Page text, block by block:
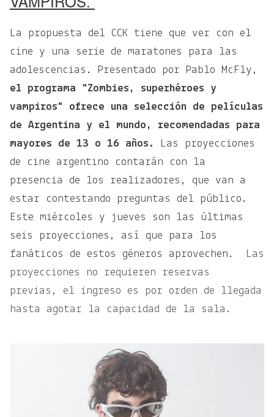
La propuesta del CCK tiene que ver con el
cine y una serie de maratones para las
adolescencias. Presentado por Pablo McFly,
el programa "Zombies, superhéroes y
vampiros" ofrece una selección de películas
de Argentina y el mundo, recomendadas para
mayores de 13 o 16 años. Las proyecciones
de cine argentino contarán con la
presencia de los realizadores, que van a
estar contestando preguntas del público.
Este miércoles y jueves son las últimas
seis proyecciones, así que para los
fanáticos de estos géneros aprovechen.
Las
proyecciones no requieren reservas
previas, el ingreso es por orden de llegada
hasta agotar la capacidad de la sala.